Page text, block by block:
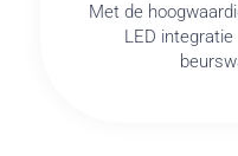
Met de
LED